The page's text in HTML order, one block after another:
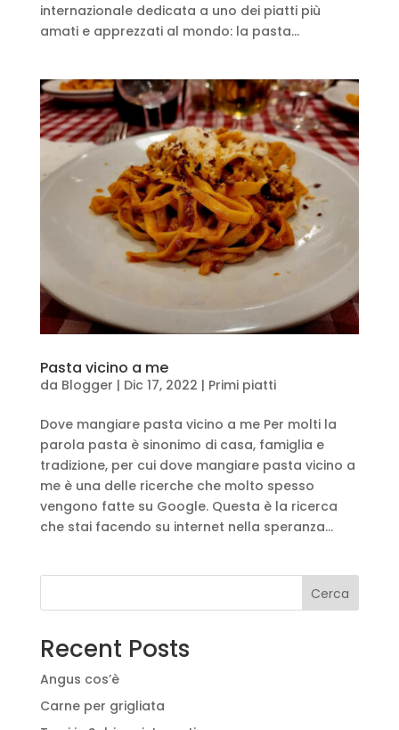
internazionale dedicata a uno dei piatti più
amati e apprezzati al mondo: la pasta...
Pasta vicino a me
da Blogger | Dic 17, 2022 | Primi piatti
Dove mangiare pasta vicino a me Per molti la
parola pasta è sinonimo di casa, famiglia e
tradizione, per cui dove mangiare pasta vicino a
me è una delle ricerche che molto spesso
vengono fatte su Google. Questa è la ricerca
che stai facendo su internet nella speranza...
Cerca
Recent Posts
Angus cos’è
Carne per grigliata